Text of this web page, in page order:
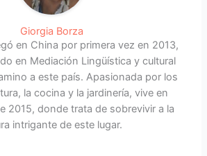
Giorgia Borza
en China por primera vez en 2013,
en Mediación Lingüística y cultural
a este país. Apasionada por los
la cocina y la jardinería, vive en
2015, donde trata de sobrevivir a la
intrigante de este lugar.